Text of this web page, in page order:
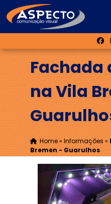
Fachada
na Vila
Home» Informações »
Bremen - Guarulhos